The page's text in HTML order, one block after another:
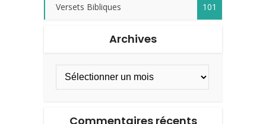
Versets Bibliques 101
Archives
Commentaires récents